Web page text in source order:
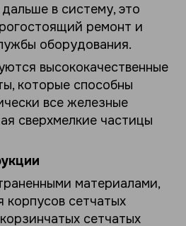
в систему, это
ремонт и
оборудования.
высококачественные
которые способны
все железные
сверхмелкие частицы
материалами,
сетчатых
сетчатых